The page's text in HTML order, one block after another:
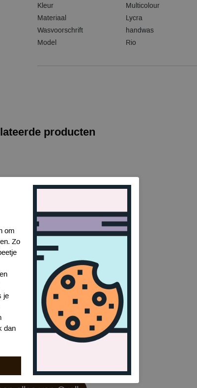
Kleur
Multicolour
Materiaal
Lycra
Wasvoorschrift
handwas
Model
Rio
producten
om
Zo
je
dan